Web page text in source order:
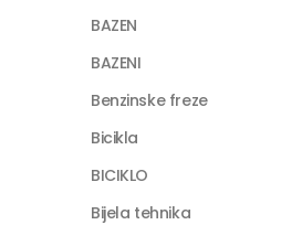
BAZEN
BAZENI
Benzinske freze
Bicikla
BICIKLO
Bijela tehnika